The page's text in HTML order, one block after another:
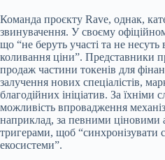
Команда проєкту Rave, однак,
звинувачення. У своєму
що “не беруть участі та не несуть
коливання ціни”. Представники
продаж частини токенів для
залучення нових спеціалістів,
благодійних ініціатив. За
можливість впровадження
наприклад, за певними ціновими
тригерами, щоб “синхронізувати
екосистеми”.